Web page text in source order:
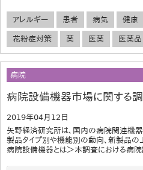
アレルギー 患者 病気 健康
花粉症対策 薬 医薬 医薬品
病院
病院設備機器市場に関する
2019年04月12日
矢野経済研究所は、国内の病院関連機器
製品タイプ別や機能別の動向、新製品の
病院設備機器とは＞本調査における病院